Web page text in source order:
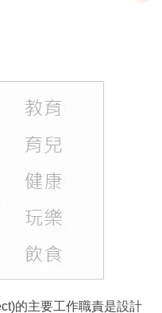
的主要工作職責是設計